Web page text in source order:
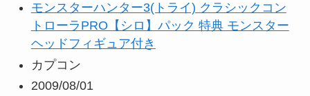
モンスターハンター3(トライ) クラシックコン
トローラPRO【シロ】パック 特典 モンスター
ヘッドフィギュア付き
カプコン
2009/08/01